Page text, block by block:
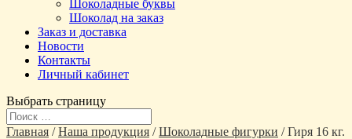
Шоколадные буквы
Шоколад на заказ
Заказ и доставка
Новости
Контакты
Личный кабинет
Выбрать страницу
Главная /Наша продукция /Шоколадные фигурки / Гиря 16 кг.